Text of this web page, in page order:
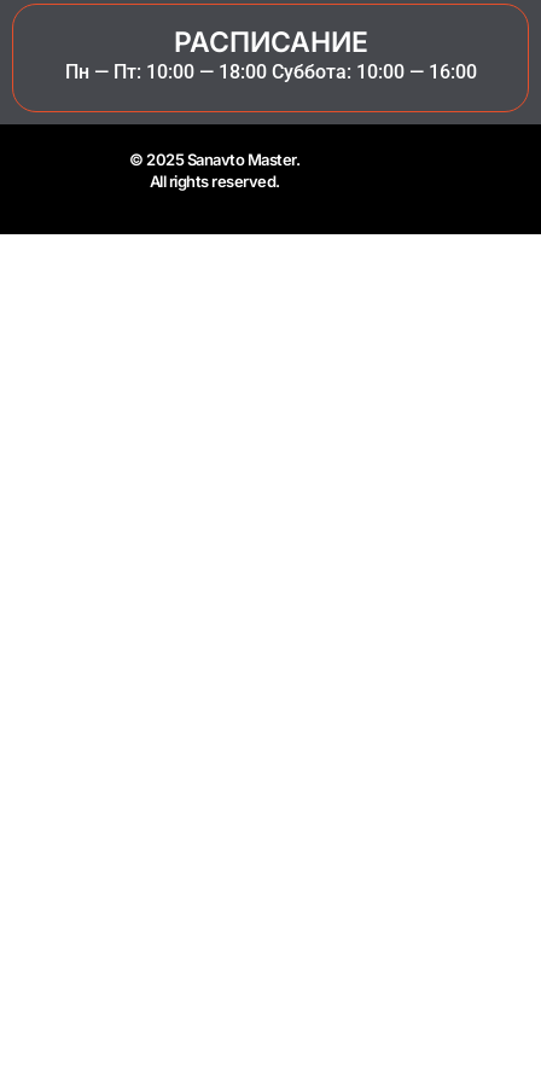
РАСПИСАНИЕ
Пн — Пт: 10:00 — 18:00 Суббота: 10:00 — 16:00
© 2025 Sanavto Master.
All rights reserved.